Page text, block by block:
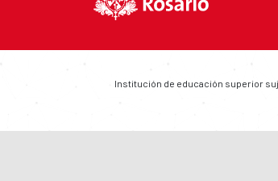
Institución de educación superior